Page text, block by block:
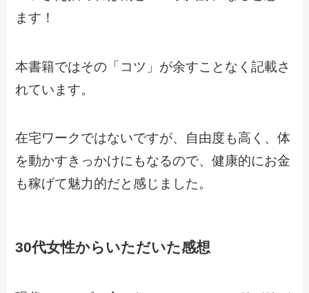
ます！
本書籍ではその「コツ」が余すことなく記載さ
れています。
在宅ワークではないですが、自由度も高く、体
を動かすきっかけにもなるので、健康的にお金
も稼げて魅力的だと感じました。
30代女性からいただいた感想